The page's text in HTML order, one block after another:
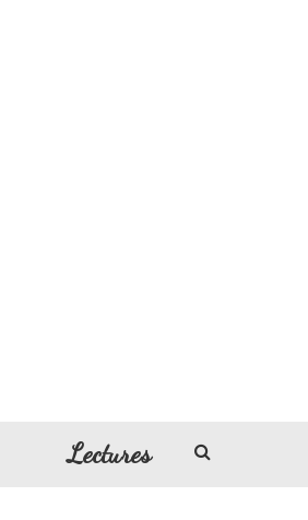
Lectures